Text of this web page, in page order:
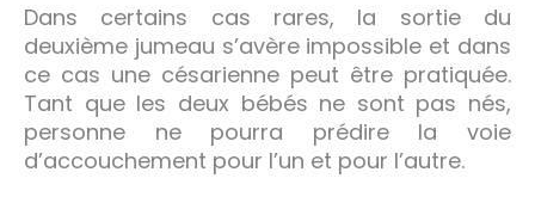
Dans certains cas rares, la sortie du
deuxième jumeau s’avère impossible et dans
ce cas une césarienne peut être pratiquée.
Tant que les deux bébés ne sont pas nés,
personne ne pourra prédire la voie
d’accouchement pour l’un et pour l’autre.